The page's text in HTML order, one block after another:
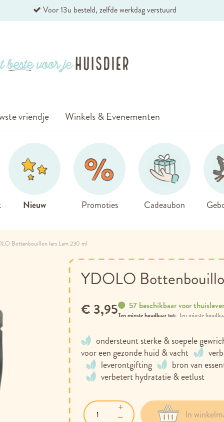
Voor 13u besteld, zelfde werkdag verstuurd
Nieuw Promoties Cadeaubon
vriendje Winkels & Evenementen
Bottenbouillon Iers Lam 230 ml
YDOLO
ondersteunt sterke & soepele
voor een gezonde huid & vacht
leverontgifting
bron van
verbetert hydratatie & eetlust
57 beschikbaar voor
Ten minste houdbaar tot:
€ 3,95
In